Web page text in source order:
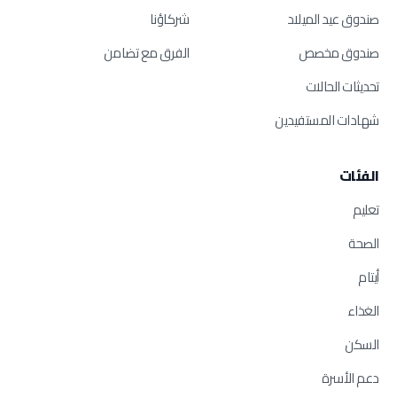
صندوق عيد الميلاد
صندوق مخصص
تحديثات الحالات
شهادات المستفيدين
شركاؤنا
الفرق مع تضامن
الفئات
تعليم
الصحة
أيتام
الغذاء
السكن
دعم الأسرة